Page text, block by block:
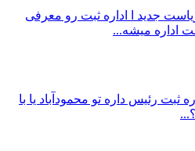
جدید ا اداره ثبت‌ رو معرفی
اداره‌ میشه...
ثبت رئیس داره تو محمودآباد یا با